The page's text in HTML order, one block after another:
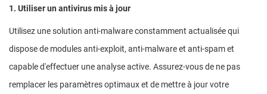
1. Utiliser un antivirus mis à jour
Utilisez une solution anti-malware constamment actualisée qui
dispose de modules anti-exploit, anti-malware et anti-spam et
capable d'effectuer une analyse active. Assurez-vous de ne pas
remplacer les paramètres optimaux et de mettre à jour votre